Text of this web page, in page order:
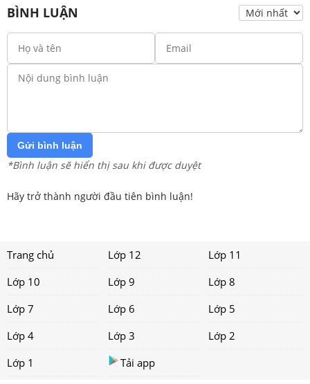
BÌNH LUẬN
Gửi bình luận
*Bình luận sẽ hiển thị sau khi được duyệt
Hãy trở thành người đầu tiên bình luận!
Trang chủ Lớp 12
Lớp 11
Lớp 10
Lớp 9
Lớp 8
Lớp 7
Lớp 6
Lớp 5
Lớp 4
Lớp 3
Lớp 2
Lớp 1
Tải app